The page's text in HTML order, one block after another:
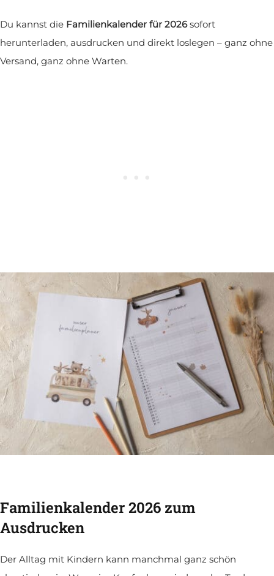
Du kannst die Familienkalender für 2026sofort
herunterladen, ausdrucken und direkt loslegen – ganz ohne
Versand, ganz ohne Warten.
Familienkalender 2026 zum
Ausdrucken
Der Alltag mit Kindern kann manchmal ganz schön